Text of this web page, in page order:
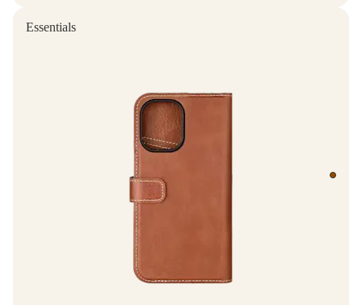
Essentials